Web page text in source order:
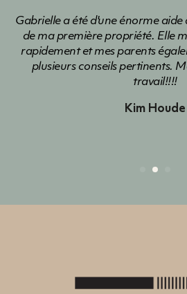
propriété que dans l'achat
dynamique et très
grande disponibilité. Elle a
interrogations et m'a guidée
suivre. Mon
Isabelle